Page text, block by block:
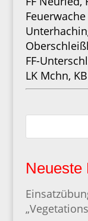
Feuerwache
FF-
LK Mchn,
Neueste